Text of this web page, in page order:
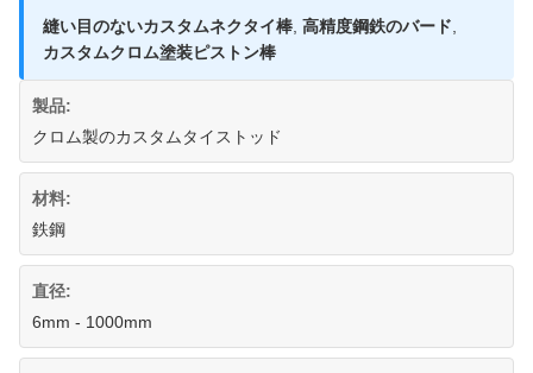
縫い目のないカスタムネクタイ棒 高精度鋼鉄のバード
カスタムクロム塗装ピストン棒
製品:
クロム製のカスタムタイストッド
材料:
鉄鋼
直径:
6mm - 1000mm